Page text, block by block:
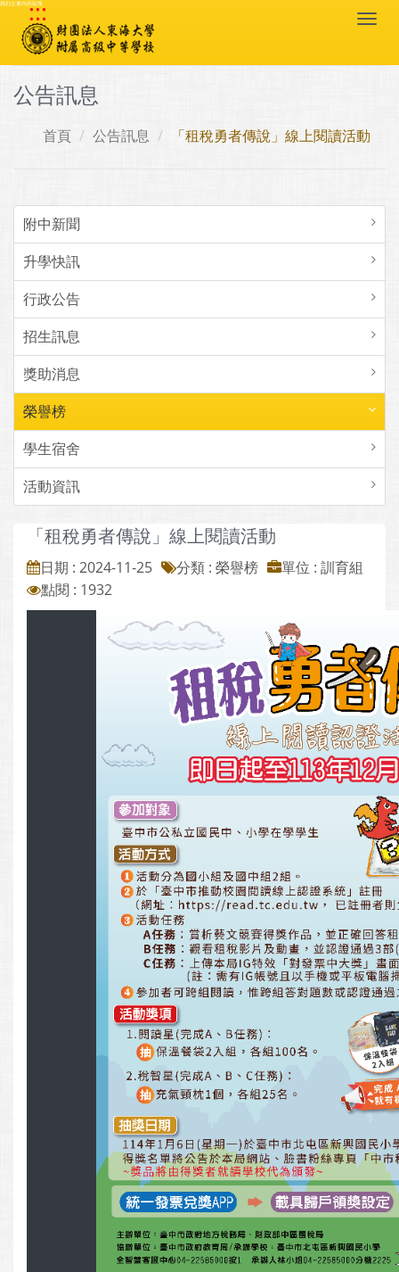
跳到主要內容區塊
:::
公告訊息
首頁 公告訊息 「租稅勇者傳說」線上閱讀活動
附中新聞
升學快訊
行政公告
招生訊息
獎助消息
榮譽榜
學生宿舍
活動資訊
「租稅勇者傳說」線上閱讀活動
日期 : 2024-11-25 分類 : 榮譽榜
單位 : 訓育組
點閱 : 1932